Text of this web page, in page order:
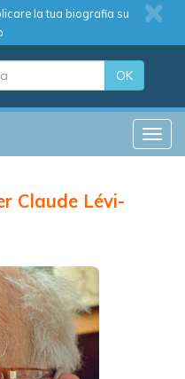
la tua biografia su
OK
Claude Lévi-